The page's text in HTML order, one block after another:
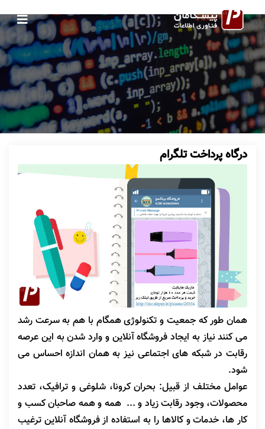
Replica Louis Vuitton
درگاه پرداخت تلگرام
همان طور که جمعیت و تکنولوژی همگام با هم به سرعت رشد
می کنند نیاز به ایجاد فروشگاه آنلاین و وارد شدن به این عرصه
رقابت در شبکه های اجتماعی نیز به همان اندازه احساس می
شود.
عوامل مختلف از قبیل: بحران کرونا، شلوغی و ترافیک، تعدد
محصولات، وجود رقابت زیاد و ... همه و همه صاحبان کسب و
کار ها، خدمات و کالاها را به استفاده از فروشگاه آنلاین ترغیب